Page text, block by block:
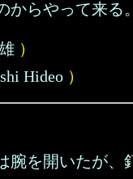
からやって来る。
）
Hideo ）
腕を開いたが、